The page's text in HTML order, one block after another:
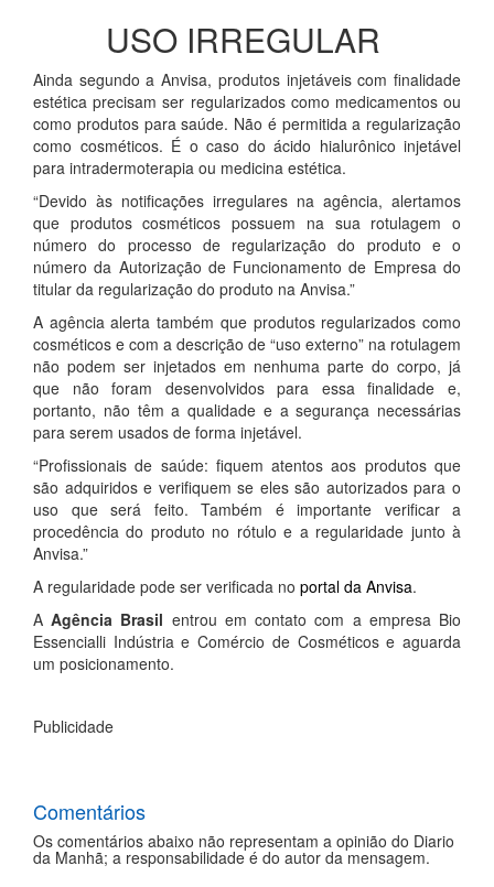
USO IRREGULAR
Ainda segundo a Anvisa, produtos injetáveis com finalidade
estética precisam ser regularizados como medicamentos ou
como produtos para saúde. Não é permitida a regularização
como cosméticos. É o caso do ácido hialurônico injetável
para intradermoterapia ou medicina estética.
“Devido às notificações irregulares na agência, alertamos
que produtos cosméticos possuem na sua rotulagem o
número do processo de regularização do produto e o
número da Autorização de Funcionamento de Empresa do
titular da regularização do produto na Anvisa.”
A agência alerta também que produtos regularizados como
cosméticos e com a descrição de “uso externo” na rotulagem
não podem ser injetados em nenhuma parte do corpo, já
que não foram desenvolvidos para essa finalidade e,
portanto, não têm a qualidade e a segurança necessárias
para serem usados de forma injetável.
“Profissionais de saúde: fiquem atentos aos produtos que
são adquiridos e verifiquem se eles são autorizados para o
uso que será feito. Também é importante verificar a
procedência do produto no rótulo e a regularidade junto à
Anvisa.”
A regularidade pode ser verificada no portal da Anvisa.
AAgência Brasil entrou em contato com a empresa Bio
Essencialli Indústria e Comércio de Cosméticos e aguarda
um posicionamento.
Publicidade
Comentários
Os comentários abaixo não representam a opinião do Diario
da Manhã; a responsabilidade é do autor da mensagem.